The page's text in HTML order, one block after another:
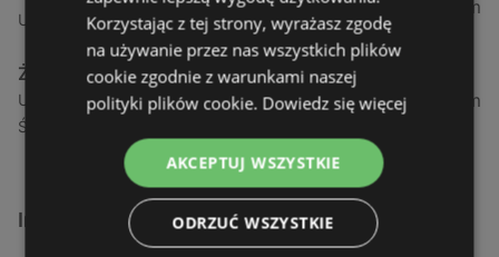
Ul. Armii Krajowej 12 / 1a, 72-600 Świnoujście
1,04 km
Żabka
Ul. Wybrzeże Wł. Iv 26/27 Lok. Lu, 72-600
Świnoujście
1,05 km
Inne sklepy Supermarkety w pobliżu
Korzystając z tej strony, wyrażasz zgodę
na używanie przez nas wszystkich plików
cookie zgodnie z warunkami naszej
polityki plików cookie. Dowiedz się więcej
AKCEPTUJ WSZYSTKIE
ODRZUĆ WSZYSTKIE